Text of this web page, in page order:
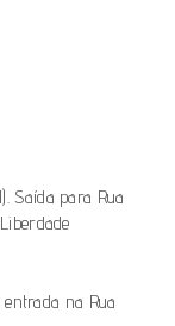
Saída para Rua
na Rua